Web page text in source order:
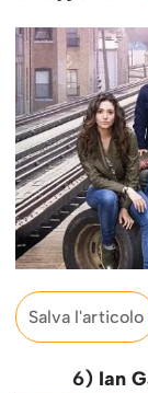
Salva l'articolo
6) Ian